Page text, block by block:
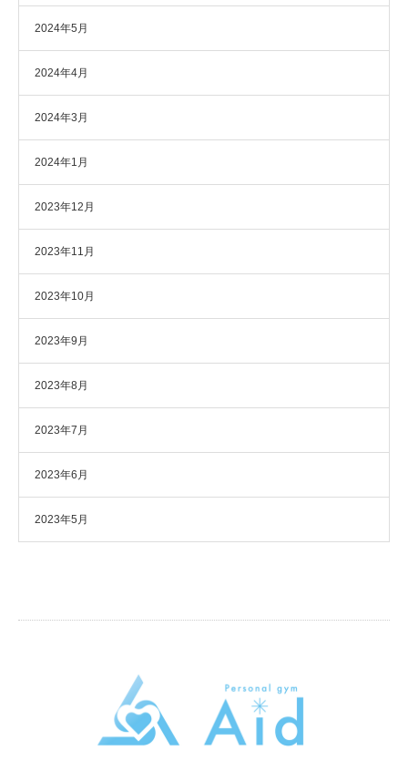
2024年5月
2024年4月
2024年3月
2024年1月
2023年12月
2023年11月
2023年10月
2023年9月
2023年8月
2023年7月
2023年6月
2023年5月